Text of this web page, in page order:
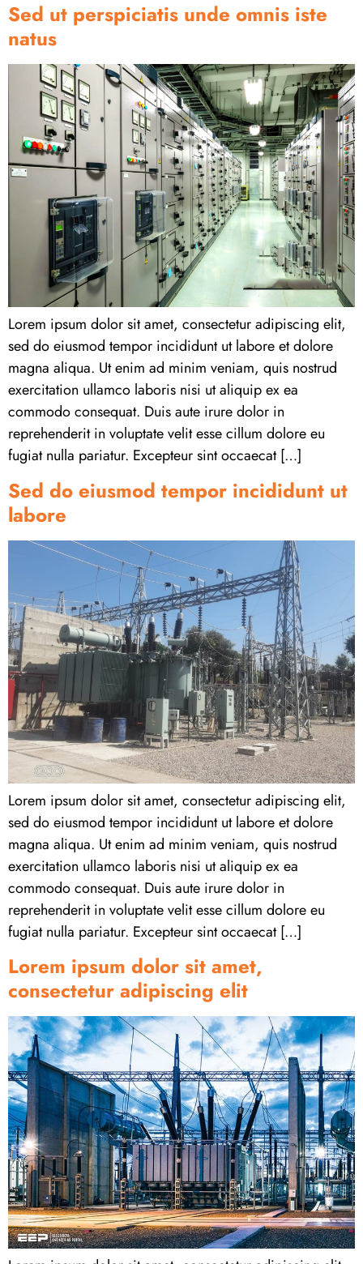
Sed ut perspiciatis unde omnis iste
natus
Lorem ipsum dolor sit amet, consectetur adipiscing elit,
sed do eiusmod tempor incididunt ut labore et dolore
magna aliqua. Ut enim ad minim veniam, quis nostrud
exercitation ullamco laboris nisi ut aliquip ex ea
commodo consequat. Duis aute irure dolor in
reprehenderit in voluptate velit esse cillum dolore eu
fugiat nulla pariatur. Excepteur sint occaecat […]
Sed do eiusmod tempor incididunt ut
labore
Lorem ipsum dolor sit amet, consectetur adipiscing elit,
sed do eiusmod tempor incididunt ut labore et dolore
magna aliqua. Ut enim ad minim veniam, quis nostrud
exercitation ullamco laboris nisi ut aliquip ex ea
commodo consequat. Duis aute irure dolor in
reprehenderit in voluptate velit esse cillum dolore eu
fugiat nulla pariatur. Excepteur sint occaecat […]
Lorem ipsum dolor sit amet,
consectetur adipiscing elit